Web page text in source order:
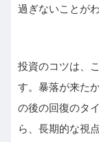
過ぎないことが
投資のコツは、
す。暴落が来た
の後の回復のタ
ら、長期的な視